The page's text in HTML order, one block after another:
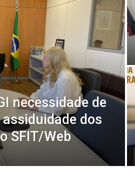
necessidade de
dos
SFIT/Web